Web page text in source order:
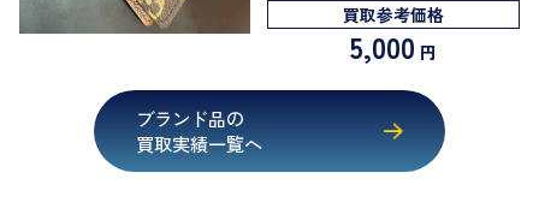
買取参考価格
5,000 円
ブランド品の
買取実績一覧へ